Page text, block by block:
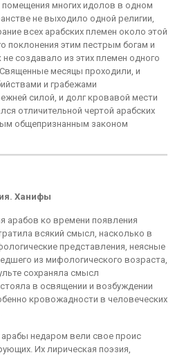
помещения многих идолов в одном
не выходило одной религии,
всех арабских племен около этой
поклонения этим пестрым богам и
создавало из этих племен одного
месяцы проходили, и
и грабежами
силой, и долг кровавой мести
отличительной чертой арабских
общепризнанным законом
Ханифы
арабов ко времени появления
всякий смысл, насколько в
представления, неясные
из мифологического возраста,
сохраняла смысл
в освящении и возбуждении
кровожадности в человеческих
недаром вели свое проис
Их лирическая поэзия,